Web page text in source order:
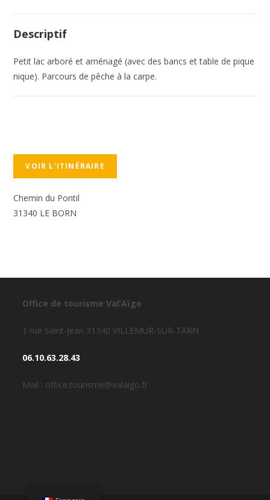
Descriptif
Petit lac arboré et aménagé (avec des bancs et table de pique
nique). Parcours de pêche à la carpe.
VOIR L’ITINÉRAIRE
Chemin du Pontil
31340 LE BORN
Office de tourisme Val’Aïgo
1 rue Saint-Jean 31340 VILLEMUR-SUR-TARN
06.10.63.28.43
Mail : office.tourisme@valaigo.fr